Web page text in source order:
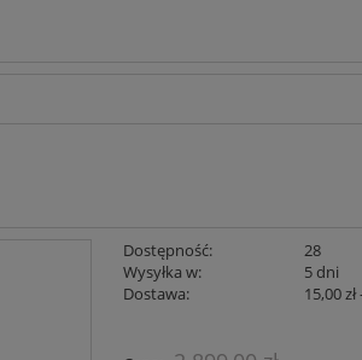
Dostępność:
28
Wysyłka w:
5 dni
Dostawa:
15,00 zł